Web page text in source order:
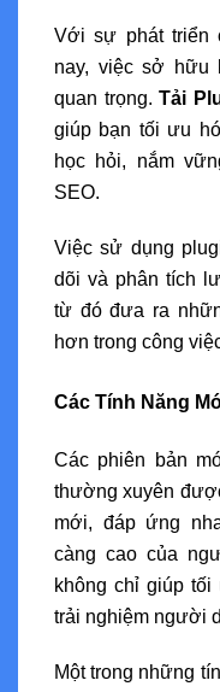
Với sự phát triển
nay, việc sở hữu
quan trọng.Tải
giúp bạn tối ưu
học hỏi, nắm
SEO.
Việc sử dụng
dõi và phân tích
từ đó đưa ra
hơn trong công
Các Tính Năng
Các phiên bản
thường xuyên
mới, đáp ứng
càng cao của
không chỉ giúp
trải nghiệm người
Một trong những